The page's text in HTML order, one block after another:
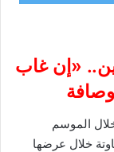
«إن غاب
الموسم
خلال عرضها